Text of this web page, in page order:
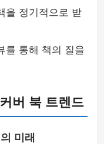
을 정기적으로 받
를 통해 책의 질을
버 북 트렌드
미래